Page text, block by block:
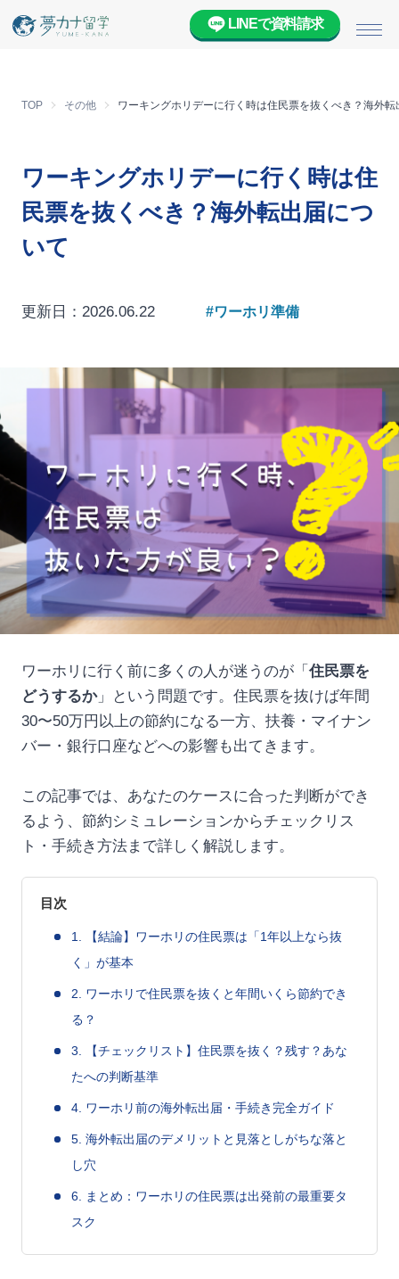
メ
LINEで資料請求
TOP その他 ワーキングホリデーに行く時は住民票を抜くべき？海外転
ワーキングホリデーに行く時は住
民票を抜くべき？海外転出届につ
いて
更新日：2026.06.22 #ワーホリ準備
ワーホリに行く前に多くの人が迷うのが「 住民票を
どうするか」という問題です。住民票を抜けば年間
30〜50万円以上の節約になる一方、扶養・マイナン
バー・銀行口座などへの影響も出てきます。
この記事では、あなたのケースに合った判断ができ
るよう、節約シミュレーションからチェックリス
ト・手続き方法まで詳しく解説します。
目次
1. 【結論】ワーホリの住民票は「1年以上なら抜
く」が基本
2. ワーホリで住民票を抜くと年間いくら節約でき
る？
3. 【チェックリスト】住民票を抜く？残す？あな
たへの判断基準
4. ワーホリ前の海外転出届・手続き完全ガイド
5. 海外転出届のデメリットと見落としがちな落と
し穴
6. まとめ：ワーホリの住民票は出発前の最重要タ
スク